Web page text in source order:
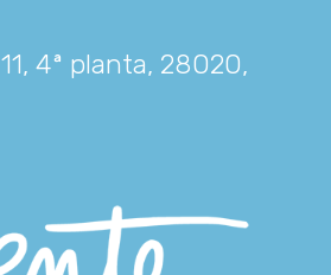
4ª planta, 28020,